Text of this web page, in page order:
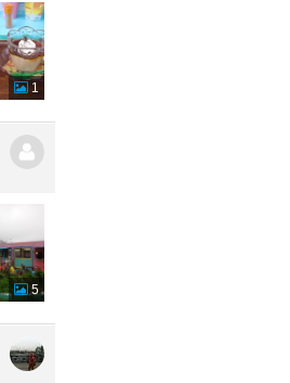
1
5